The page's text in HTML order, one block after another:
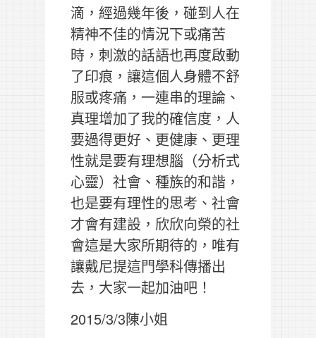
滴，經過幾年後，碰到人在
精神不佳的情況下或痛苦
時，刺激的話語也再度啟動
了印痕，讓這個人身體不舒
服或疼痛，一連串的理論、
真理增加了我的確信度，人
要過得更好、更健康、更理
性就是要有理想腦（分析式
心靈）社會、種族的和諧，
也是要有理性的思考、社會
才會有建設，欣欣向榮的社
會這是大家所期待的，唯有
讓戴尼提這門學科傳播出
去，大家一起加油吧！
2015/3/3陳小姐